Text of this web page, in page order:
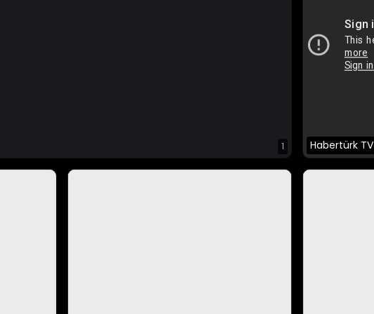
1 Habertürk TV